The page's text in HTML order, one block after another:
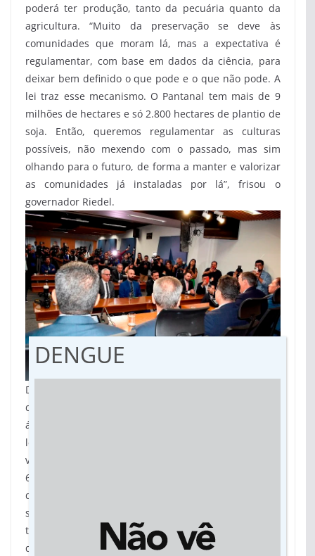
poderá ter produção, tanto da pecuária quanto da
agricultura. “Muito da preservação se deve às
comunidades que moram lá, mas a expectativa é
regulamentar, com base em dados da ciência, para
deixar bem definido o que pode e o que não pode. A
lei traz esse mecanismo. O Pantanal tem mais de 9
milhões de hectares e só 2.800 hectares de plantio de
soja. Então, queremos regulamentar as culturas
possíveis, não mexendo com o passado, mas sim
olhando para o futuro, de forma a manter e valorizar
as comunidades já instaladas por lá”, frisou o
governador Riedel.
Desde agosto deste ano está suspensa a concessão
de licença ou de autorização de supressão vegetal da
área do Pantanal até que entre em vigor da nova
legislação. O Decreto Estadual 14.273, que estava em
vigor desde 2015, permitia o desmatamento de até
60% da vegetação nativa (não arbórea) e de até 50%
das árvores das áreas de fazendas. O novo texto,
segundo afirmou o governador na coletiva de hoje,
traz a inovação da criação do Fundo do Pantanal, em
que 50% dos valores de multas ambientais serão
DENGUE